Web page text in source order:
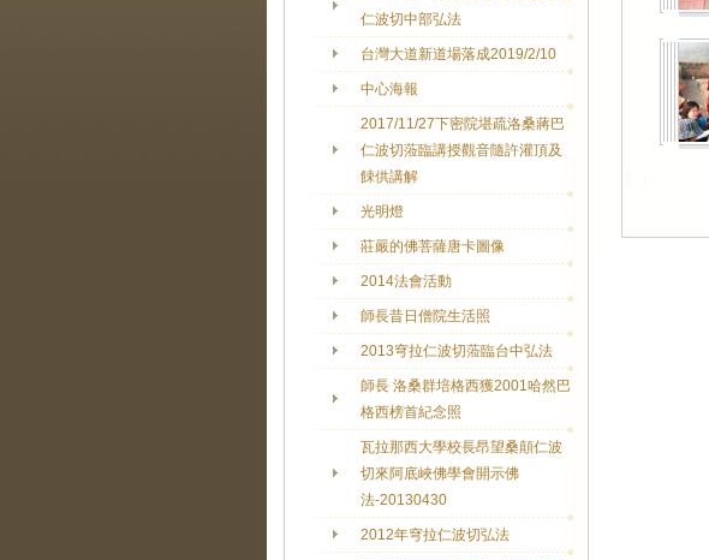
仁波切中部弘法
台灣大道新道場落成2019/2/10
中心海報
2017/11/27下密院堪疏洛桑蔣巴
仁波切蒞臨講授觀音隨許灌頂及
餗供講解
光明燈
莊嚴的佛菩薩唐卡圖像
2014法會活動
師長昔日僧院生活照
2013穹拉仁波切蒞臨台中弘法
師長 洛桑群培格西獲2001哈然巴
格西榜首紀念照
瓦拉那西大學校長昂望桑顛仁波
切來阿底峽佛學會開示佛
法-20130430
2012年穹拉仁波切弘法